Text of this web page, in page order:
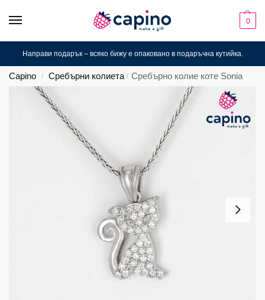
0
Направи подарък – всяко бижу е опаковано в подаръчна кутийка.
Capino / Сребърни колиета / Сребърно колие коте Sonia